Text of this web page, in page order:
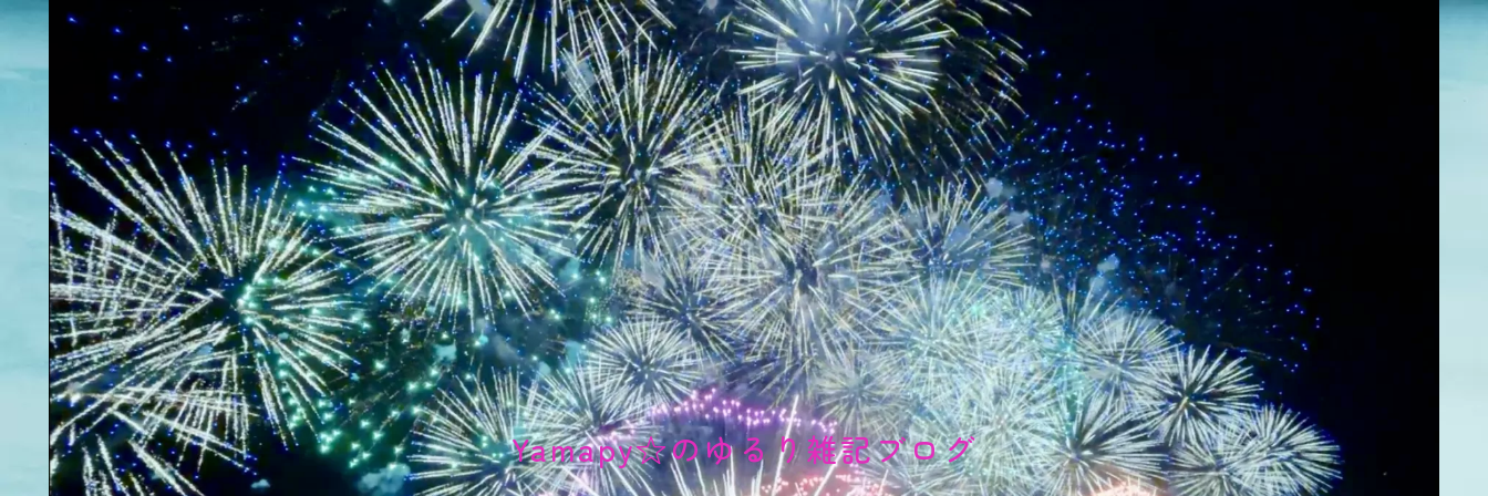
Yamapy☆のゆるり雑記ブログ